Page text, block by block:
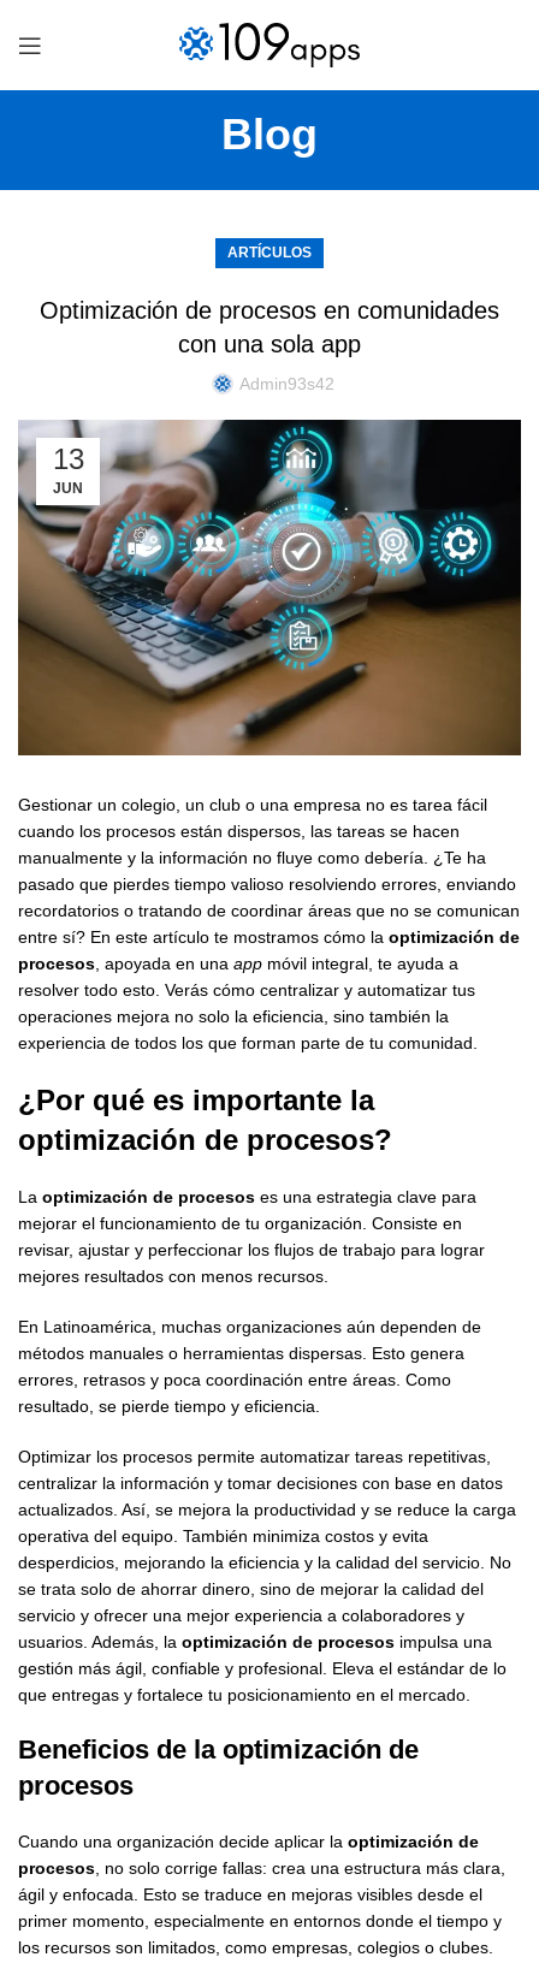
Blog
ARTÍCULOS
Optimización de procesos en comunidades
con una sola app
Admin93s42
13
JUN
Gestionar un colegio, un club o una empresa no es tarea fácil
cuando los procesos están dispersos, las tareas se hacen
manualmente y la información no fluye como debería. ¿Te ha
pasado que pierdes tiempo valioso resolviendo errores, enviando
recordatorios o tratando de coordinar áreas que no se comunican
entre sí? En este artículo te mostramos cómo la optimización de
procesos , apoyada en una app móvil integral, te ayuda a
resolver todo esto. Verás cómo centralizar y automatizar tus
operaciones mejora no solo la eficiencia, sino también la
experiencia de todos los que forman parte de tu comunidad.
¿Por qué es importante la
optimización de procesos?
La optimización de procesos es una estrategia clave para
mejorar el funcionamiento de tu organización. Consiste en
revisar, ajustar y perfeccionar los flujos de trabajo para lograr
mejores resultados con menos recursos.
En Latinoamérica, muchas organizaciones aún dependen de
métodos manuales o herramientas dispersas. Esto genera
errores, retrasos y poca coordinación entre áreas. Como
resultado, se pierde tiempo y eficiencia.
Optimizar los procesos permite automatizar tareas repetitivas,
centralizar la información y tomar decisiones con base en datos
actualizados. Así, se mejora la productividad y se reduce la carga
operativa del equipo. También minimiza costos y evita
desperdicios, mejorando la eficiencia y la calidad del servicio. No
se trata solo de ahorrar dinero, sino de mejorar la calidad del
servicio y ofrecer una mejor experiencia a colaboradores y
usuarios. Además, la optimización de procesos impulsa una
gestión más ágil, confiable y profesional. Eleva el estándar de lo
que entregas y fortalece tu posicionamiento en el mercado.
Beneficios de la optimización de
procesos
Cuando una organización decide aplicar la optimización de
procesos , no solo corrige fallas: crea una estructura más clara,
ágil y enfocada. Esto se traduce en mejoras visibles desde el
primer momento, especialmente en entornos donde el tiempo y
los recursos son limitados, como empresas, colegios o clubes.